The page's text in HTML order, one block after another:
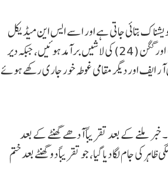
بتائی جاتی ہے اور اسے ایس این میڈیکل
کالج، آگرہ ریفر کر دیا گیا۔ پولیس اور مقامی غوطہ خوروں کی مدد سے اوم پال (25) اور گگن (24) کی لاشیں برآمد ہوئیں، جبکہ دیر
9 نوجوانوں کی تلاش ایس ڈی آر ایف اور دیگر مقامی غوطہ خور جاری رکھے ہوئے
ملنے کے بعد تقریباً آدھے گھنٹے کے بعد
جام لگا دیا گیا، جو تقریباً دو گھنٹے بعد ختم